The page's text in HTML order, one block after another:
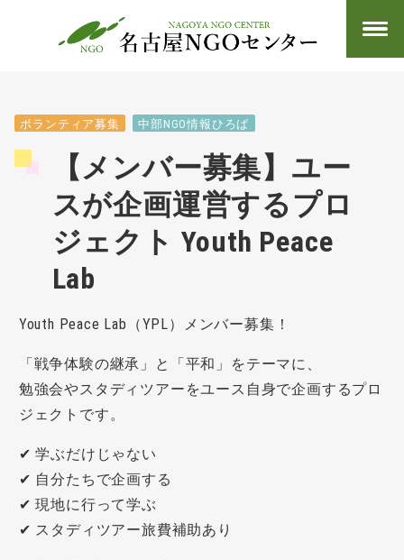
ボランティア募集 中部NGO情報ひろば
【メンバー募集】ユー
スが企画運営するプロ
ジェクト Youth Peace
Lab
Youth Peace Lab（YPL）メンバー募集！
「戦争体験の継承」と「平和」をテーマに、
勉強会やスタディツアーをユース自身で企画するプロ
ジェクトです。
✔ 学ぶだけじゃない
✔ 自分たちで企画する
✔ 現地に行って学ぶ
✔ スタディツアー旅費補助あり